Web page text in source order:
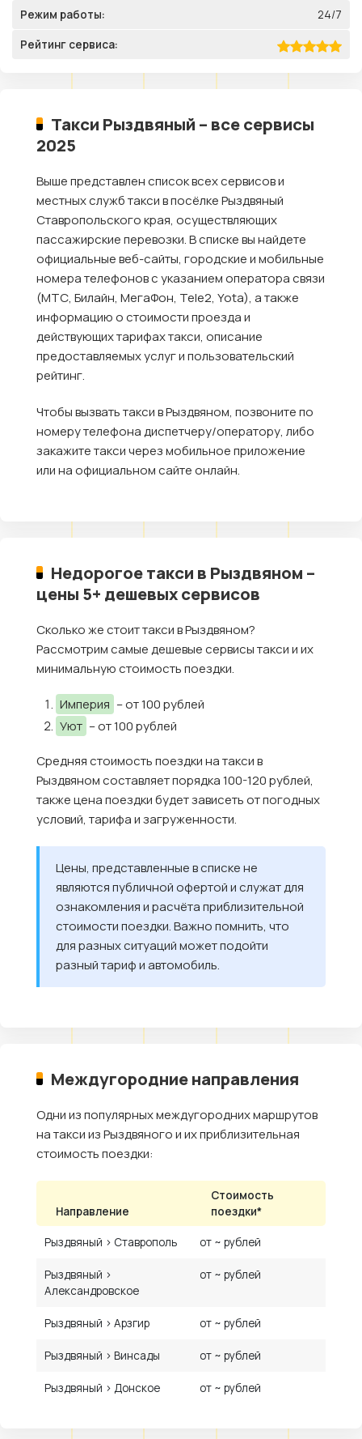
Режим работы: 24/7
Рейтинг сервиса:
Такси Рыздвяный – все сервисы
2025
Выше представлен список всех сервисов и
местных служб такси в посёлке Рыздвяный
Ставропольского края, осуществляющих
пассажирские перевозки. В списке вы найдете
официальные веб-сайты, городские и мобильные
номера телефонов с указанием оператора связи
(МТС, Билайн, МегаФон, Tele2, Yota), а также
информацию о стоимости проезда и
действующих тарифах такси, описание
предоставляемых услуг и пользовательский
рейтинг.
Чтобы вызвать такси в Рыздвяном, позвоните по
номеру телефона диспетчеру/оператору, либо
закажите такси через мобильное приложение
или на официальном сайте онлайн.
Недорогое такси в Рыздвяном –
цены 5+ дешевых сервисов
Сколько же стоит такси в Рыздвяном?
Рассмотрим самые дешевые сервисы такси и их
минимальную стоимость поездки.
Империя – от 100 рублей
Уют – от 100 рублей
Средняя стоимость поездки на такси в
Рыздвяном составляет порядка 100-120 рублей,
также цена поездки будет зависеть от погодных
условий, тарифа и загруженности.
Цены, представленные в списке не
являются публичной офертой и служат для
ознакомления и расчёта приблизительной
стоимости поездки. Важно помнить, что
для разных ситуаций может подойти
разный тариф и автомобиль.
Междугородние направления
Одни из популярных междугородних маршрутов
на такси из Рыздвяного и их приблизительная
стоимость поездки:
Направление
Стоимость
поездки*
Рыздвяный › Ставрополь от ~ рублей
Рыздвяный ›
Александровское
от ~ рублей
Рыздвяный › Арзгир от ~ рублей
Рыздвяный › Винсады от ~ рублей
Рыздвяный › Донское от ~ рублей